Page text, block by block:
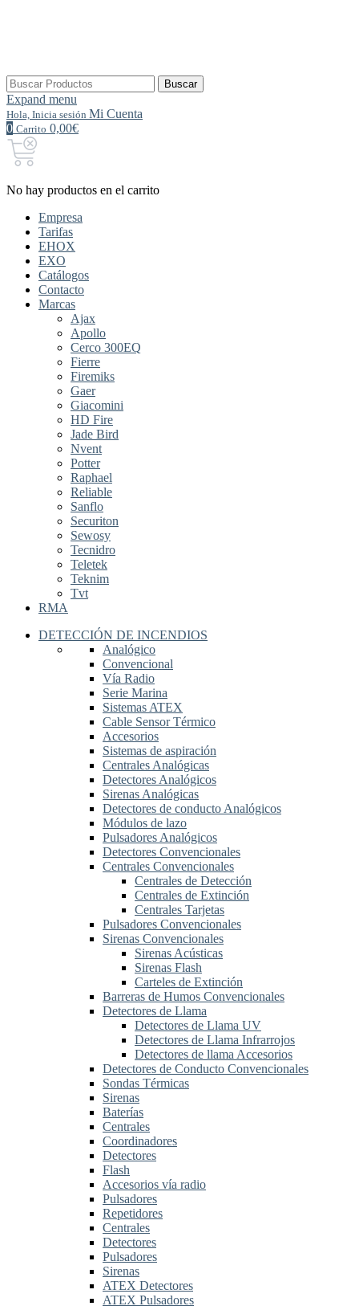
Buscar
por:
Buscar
Expand menu
Hola, Inicia sesión Mi Cuenta
0 Carrito 0,00€
No hay productos en el carrito
Empresa
Tarifas
EHOX
EXO
Catálogos
Contacto
Marcas
Ajax
Apollo
Cerco 300EQ
Fierre
Firemiks
Gaer
Giacomini
HD Fire
Jade Bird
Nvent
Potter
Raphael
Reliable
Sanflo
Securiton
Sewosy
Tecnidro
Teletek
Teknim
Tvt
RMA
DETECCIÓN DE INCENDIOS
Analógico
Convencional
Vía Radio
Serie Marina
Sistemas ATEX
Cable Sensor Térmico
Accesorios
Sistemas de aspiración
Centrales Analógicas
Detectores Analógicos
Sirenas Analógicas
Detectores de conducto Analógicos
Módulos de lazo
Pulsadores Analógicos
Detectores Convencionales
Centrales Convencionales
Centrales de Detección
Centrales de Extinción
Centrales Tarjetas
Pulsadores Convencionales
Sirenas Convencionales
Sirenas Acústicas
Sirenas Flash
Carteles de Extinción
Barreras de Humos Convencionales
Detectores de Llama
Detectores de Llama UV
Detectores de Llama Infrarrojos
Detectores de llama Accesorios
Detectores de Conducto Convencionales
Sondas Térmicas
Sirenas
Baterías
Centrales
Coordinadores
Detectores
Flash
Accesorios vía radio
Pulsadores
Repetidores
Centrales
Detectores
Pulsadores
Sirenas
ATEX Detectores
ATEX Pulsadores